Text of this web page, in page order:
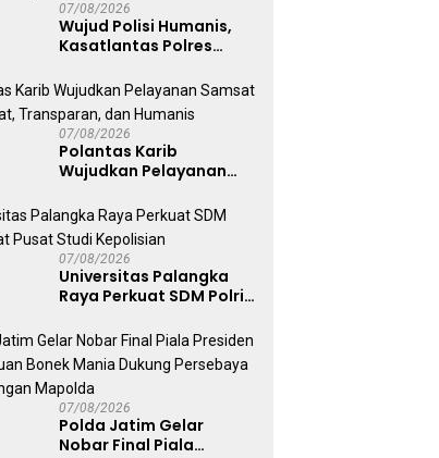
07/08/2026
Wujud Polisi Humanis,
Kasatlantas Polres
Kebaikan Lewat Jumat
Berkah di Masjid Syekh
Ahmad Ibrahim
07/08/2026
Polantas Karib
Wujudkan Pelayanan
Transparan, dan
Humanis
07/08/2026
Universitas Palangka
Raya Perkuat SDM Polri
Kepolisian
07/08/2026
Polda Jatim Gelar
Nobar Final Piala